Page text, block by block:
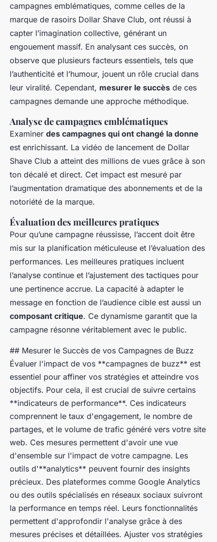
campagnes emblématiques, comme celles de la
marque de rasoirs Dollar Shave Club, ont réussi à
capter l’imagination collective, générant un
engouement massif. En analysant ces succès, on
observe que plusieurs facteurs essentiels, tels que
l’authenticité et l’humour, jouent un rôle crucial dans
leur viralité. Cependant, mesurer le succès de ces
campagnes demande une approche méthodique.
Analyse de campagnes emblématiques
Examiner des campagnes qui ont changé la donne
est enrichissant. La vidéo de lancement de Dollar
Shave Club a atteint des millions de vues grâce à son
ton décalé et direct. Cet impact est mesuré par
l’augmentation dramatique des abonnements et de la
notoriété de la marque.
Évaluation des meilleures pratiques
Pour qu’une campagne réussisse, l’accent doit être
mis sur la planification méticuleuse et l’évaluation des
performances. Les meilleures pratiques incluent
l’analyse continue et l’ajustement des tactiques pour
une pertinence accrue. La capacité à adapter le
message en fonction de l’audience cible est aussi un
composant critique. Ce dynamisme garantit que la
campagne résonne véritablement avec le public.
## Mesurer le Succès de vos Campagnes de Buzz
Évaluer l'impact de vos **campagnes de buzz** est
essentiel pour affiner vos stratégies et atteindre vos
objectifs. Pour cela, il est crucial de suivre certains
**indicateurs de performance**. Ces indicateurs
comprennent le taux d'engagement, le nombre de
partages, et le volume de trafic généré vers votre site
web. Ces mesures permettent d'avoir une vue
d'ensemble sur l'impact de votre campagne. Les
outils d'**analytics** peuvent fournir des insights
précieux. Des plateformes comme Google Analytics
ou des outils spécialisés en réseaux sociaux suivront
la performance en temps réel. Leurs fonctionnalités
permettent d'approfondir l'analyse grâce à des
mesures précises et détaillées. Ajuster vos stratégies